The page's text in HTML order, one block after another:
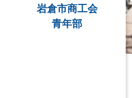
岩倉市商工会
青年部